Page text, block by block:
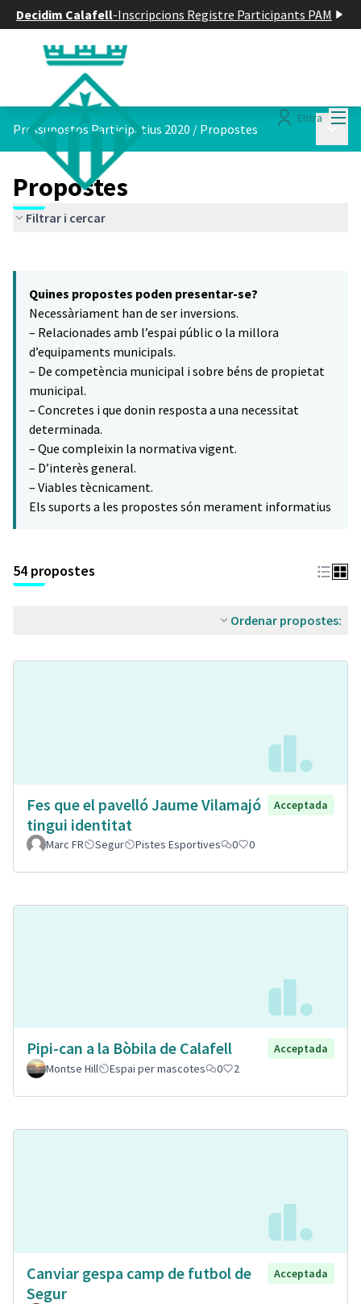
Decidim Calafell-Inscripcions Registre Participants PAM
Entra
Pressupostos Participatius 2020 / Propostes
Propostes
Filtrar i cercar
−
Quines propostes poden presentar-se?
Necessàriament han de ser inversions.
– Relacionades amb l’espai públic o la millora
d’equipaments municipals.
– De competència municipal i sobre béns de propietat
municipal.
– Concretes i que donin resposta a una necessitat
determinada.
– Que compleixin la normativa vigent.
– D’interès general.
– Viables tècnicament.
Els suports a les propostes són merament informatius
54 propostes
Ordenar propostes:
Fes que el pavelló Jaume Vilamajó
tingui identitat
Acceptada
Marc FR Segur Pistes Esportives 0 0
Pipi-can a la Bòbila de Calafell
Acceptada
Montse Hill
Espai per mascotes 0 2
Canviar gespa camp de futbol de
Segur
Acceptada